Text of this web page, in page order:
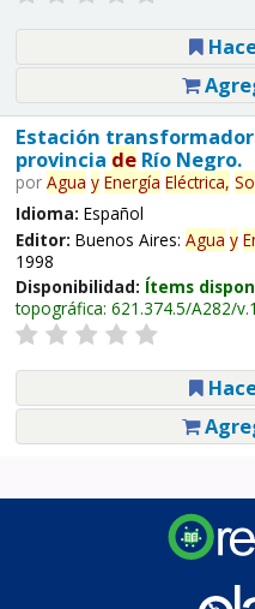
Estación
provincia deRío Negro.
por Agua y Energía Eléctrica,
Idioma: Español
Editor: Buenos Aires: Agua y
1998
Disponibilidad: Ítems
topográfica: 621.374.5/A282/